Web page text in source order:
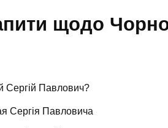
щодо
Сергій Павлович?
Сергія Павловича